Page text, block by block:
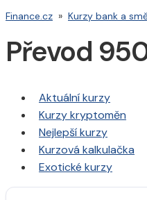
Finance.cz » Kurzy bank a
Převod
Aktuální kurzy
Kurzy kryptoměn
Nejlepší kurzy
Kurzová kalkulačka
Exotické kurzy